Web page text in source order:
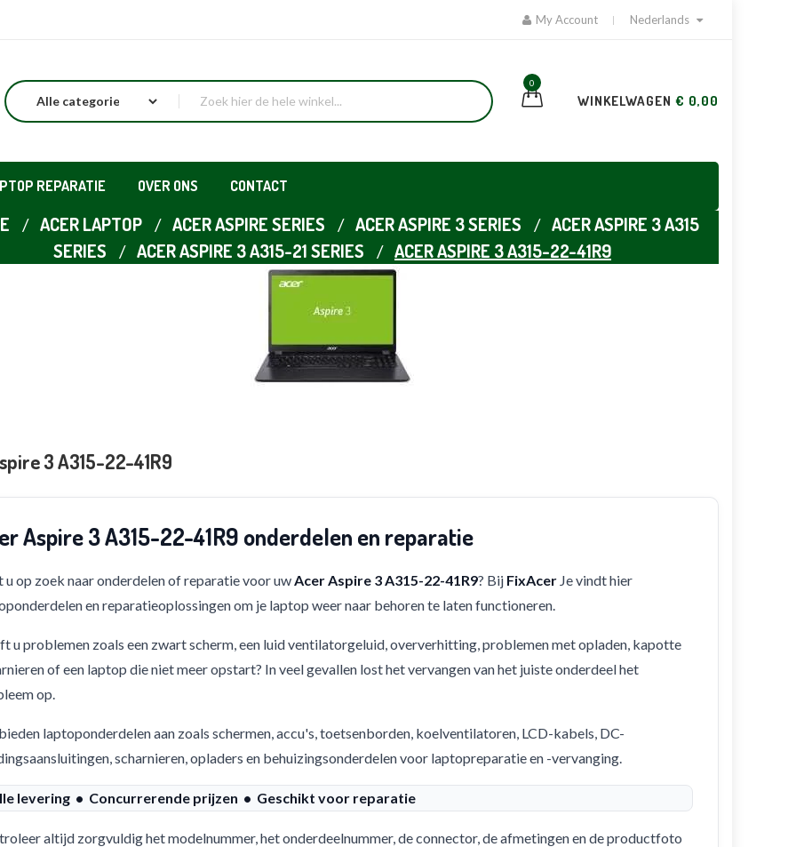
My Account Nederlands
0
WINKELWAGEN € 0,00
REPARATIE OVER ONS CONTACT
ACER LAPTOP ACER ASPIRE SERIES ACER ASPIRE 3 SERIES
ACER ASPIRE 3 A315
SERIES
ACER ASPIRE 3 A315-21 SERIES ACER ASPIRE 3 A315-22-41R9
3 A315-22-41R9
Aspire 3 A315-22-41R9 onderdelen en reparatie
u op zoek naar onderdelen of reparatie voor uwAcer Aspire 3 A315-22-41R9? Bij FixAcer Je vindt hier
en reparatieoplossingen om je laptop weer naar behoren te laten functioneren.
u problemen zoals een zwart scherm, een luid ventilatorgeluid, oververhitting, problemen met opladen, kapotte
of een laptop die niet meer opstart? In veel gevallen lost het vervangen van het juiste onderdeel het
op.
laptoponderdelen aan zoals schermen, accu's, toetsenborden, koelventilatoren, LCD-kabels, DC-
scharnieren, opladers en behuizingsonderdelen voor laptopreparatie en -vervanging.
levering • Concurrerende prijzen • Geschikt voor reparatie
altijd zorgvuldig het modelnummer, het onderdeelnummer, de connector, de afmetingen en de productfoto